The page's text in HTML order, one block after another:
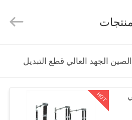
الفرعية
الصين الجهد العالي قطع التبديل
HOT